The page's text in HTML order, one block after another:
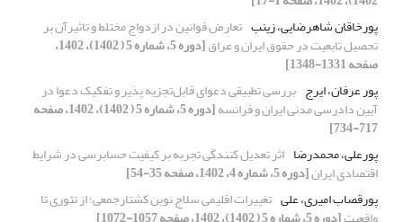
پورخاقان شاهرضایی، زینب تعارض قوانین در ازدواج مختلط و تاثیرآن بر
تحصیل تابعیت در حقوق ایران و عراق [دوره 5، شماره 5 ( 1402)، 1402،
صفحه 1331-1348]
پور عرفان، ایرج بررسی تطبیقی دعوای قابل‌تجزیه پذیر و تفکیک دعوا در
آیین دادرسی مدنی ایران و فرانسه [دوره 5، شماره 5 ( 1402)، 1402، صفحه
717-734]
پورعلی، محمدرضا اثر تعدیل کنندگی تجربه بر کیفیت حسابرسی در شرایط
اقتصادی ایران[دوره 5، شماره 4، 1402، صفحه 35-54]
پورقصاب امیری، علی تغییرات اقلیمی سلاح نوین کشتارجمعی؛ از تئوری تا